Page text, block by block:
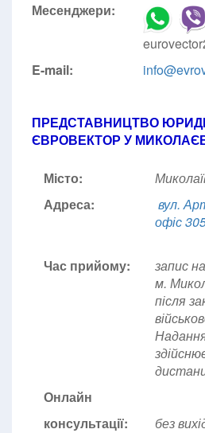
Месенджери:
E-mail:
ПРЕДСТАВНИЦТВО
ЄВРОВЕКТОР У
Місто:
Адреса:
вул.
офіс
Час прийому:
запис
м.
після
Онлайн
консультації:
без